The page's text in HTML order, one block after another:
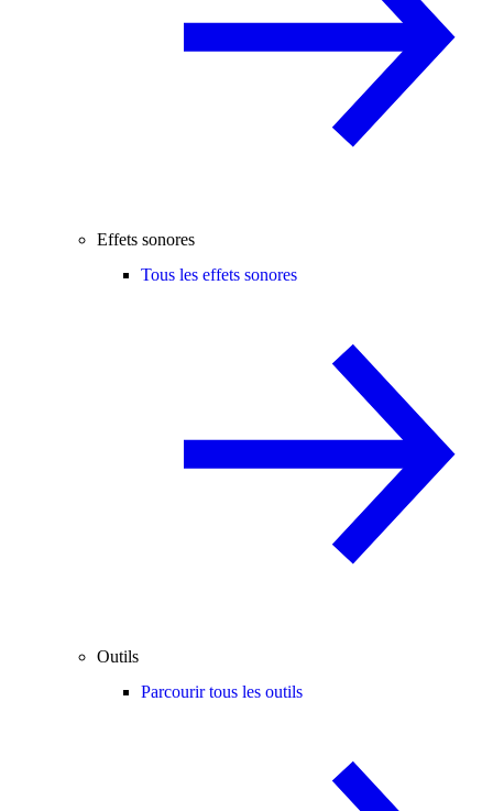
Effets sonores
Tous les effets sonores
Outils
Parcourir tous les outils